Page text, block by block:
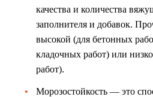
качества и количества
заполнителя и добавок.
высокой (для бетонных
кладочных работ) или
работ).
Морозостойкость — это